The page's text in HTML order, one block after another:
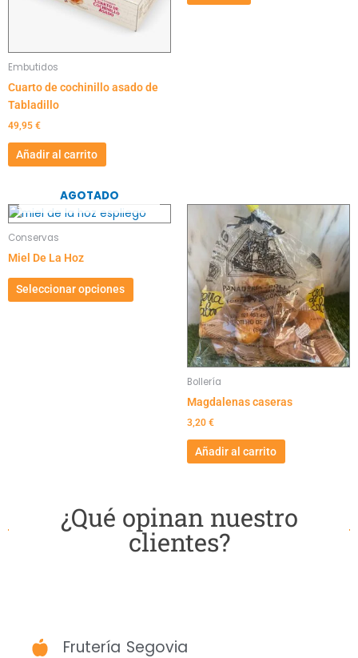
Embutidos
Cuarto de cochinillo asado de
Tabladillo
49,95 €
Añadir al carrito
AGOTADO
Conservas
Miel De La Hoz
Seleccionar opciones
Este
variantes.
Las
Bollería
Magdalenas caseras
3,20 €
Añadir al carrito
¿Qué opinan nuestro
clientes?
Frutería Segovia